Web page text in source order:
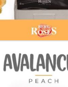
R Gr Avalanche Peach
Wählen Sie